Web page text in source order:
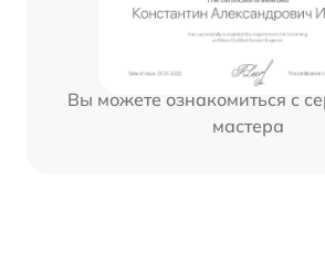
Вы можете ознакомиться с
мастера